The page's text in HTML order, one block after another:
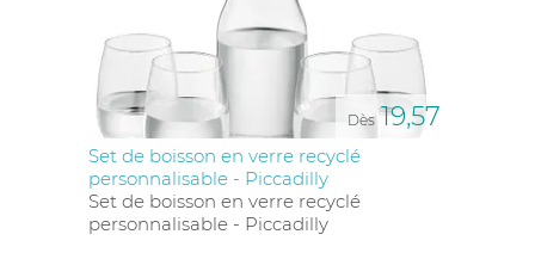
Dès 19,57
Set de boisson en verre recyclé
personnalisable - Piccadilly
Set de boisson en verre recyclé
personnalisable - Piccadilly